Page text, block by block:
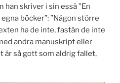
skriver i sin essä ”En
böcker”: ”Någon större
ha de inte, fastän de inte
andra manuskript eller
är så gott som aldrig fallet,